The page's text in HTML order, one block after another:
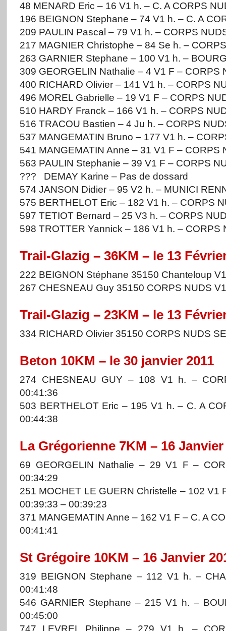
48 MENARD Eric – 16 V1 h. – C. A CORPS
196 BEIGNON Stephane – 74 V1 h. – C. A
209 PAULIN Pascal – 79 V1 h. – CORPS
217 MAGNIER Christophe – 84 Se h. –
263 GARNIER Stephane – 100 V1 h. –
309 GEORGELIN Nathalie – 4 V1 F – CORPS
400 RICHARD Olivier – 141 V1 h. – CORPS
496 MOREL Gabrielle – 19 V1 F – CORPS
510 HARDY Franck – 166 V1 h. – CORPS
516 TRACOU Bastien – 4 Ju h. – CORPS
537 MANGEMATIN Bruno – 177 V1 h. –
541 MANGEMATIN Anne – 31 V1 F – CORPS
563 PAULIN Stephanie – 39 V1 F – CORPS
??? DEMAY Karine – Pas de dossard
574 JANSON Didier – 95 V2 h. – MUNICI
575 BERTHELOT Eric – 182 V1 h. – CORPS
597 TETIOT Bernard – 25 V3 h. – CORPS
598 TROTTER Yannick – 186 V1 h. – CORPS
Trail-Glazig – 36KM – le 13
222 BEIGNON Stéphane 35150 Chanteloup
267 CHESNEAU Guy 35150 CORPS
Trail-Glazig – 23KM – le 13
334 RICHARD Olivier 35150 CORPS NUDS
Beton 10KM – le 30 janvier 2011
274 CHESNEAU GUY – 108 V1 h. –
00:41:36
503 BERTHELOT Eric – 195 V1 h. – C. A
00:44:38
La Grégorienne 7KM – 16 Janvier
69 GEORGELIN Nathalie – 29 V1 F –
00:34:29
251 MOCHET LE GUERN Christelle – 102 V1
00:39:33 – 00:39:23
371 MANGEMATIN Anne – 162 V1 F – C. A
00:41:41
St Grégoire 10KM – 16 Janvier
319 BEIGNON Stephane – 112 V1 h. –
00:41:48
546 GARNIER Stephane – 215 V1 h. –
00:45:00
747 LEVREL Philippe – 279 V1 h. –